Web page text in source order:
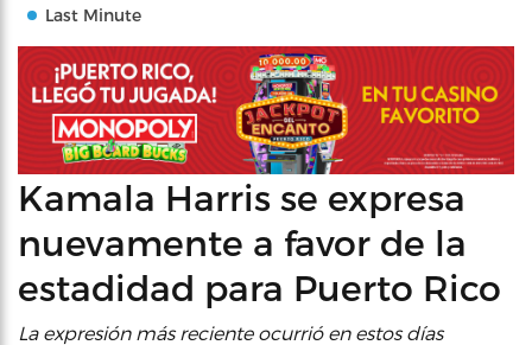
Last Minute
Kamala Harris se expresa
nuevamente a favor de la
estadidad para Puerto Rico
La expresión más reciente ocurrió en estos días